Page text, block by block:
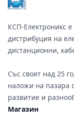
КСП-Електроникс
дистрибуция на
дистанционни,
Със своят над 25
наложи на пазара
развитие и
Магазин